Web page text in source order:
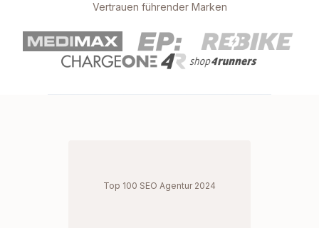
Vertrauen führender Marken
Top 100 SEO Agentur 2024